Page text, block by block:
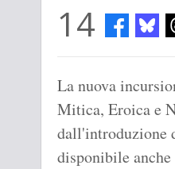
14
La nuova
Mitica, Eroica e
dall'introduzione
disponibile